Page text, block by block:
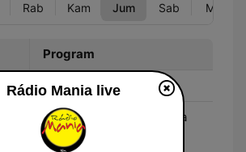
Rab Kam Jum Sab Min
Program
Universidade do Samba
Funketeria - DJ Zabumba
Rádio Mania live